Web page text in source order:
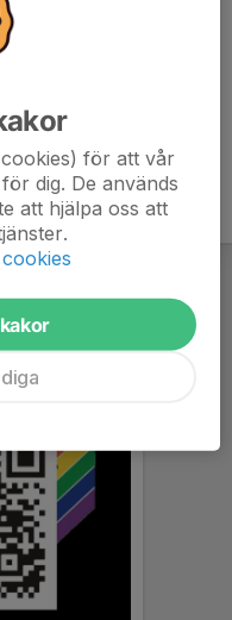
för att vår
dig. De används
att hjälpa oss att